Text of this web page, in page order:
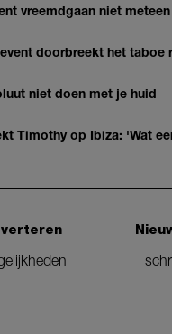
vreemdgaan niet
doorbreekt het
niet doen met je huid
Timothy op Ibiza: 'Wat